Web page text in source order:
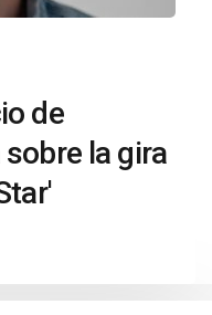
de
la gira